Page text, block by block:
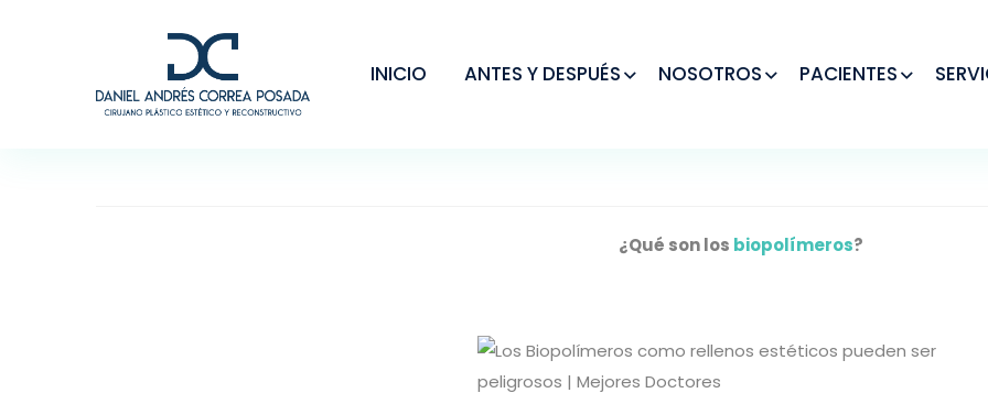
INICIO ANTES Y DESPUÉS NOSOTROS PACIENTES
¿Qué son los biopolímeros?